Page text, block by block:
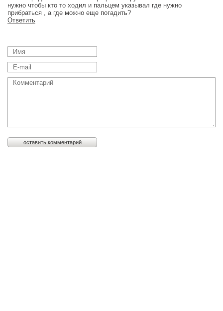
нужно чтобы кто то ходил и пальцем указывал где нужно
прибраться , а где можно еще погадить?
Ответить